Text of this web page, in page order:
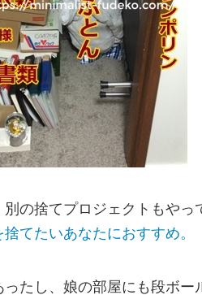
別の捨てプロジェクトもや
てたいあなたにおすすめ。
たし、娘の部屋にも段ボー